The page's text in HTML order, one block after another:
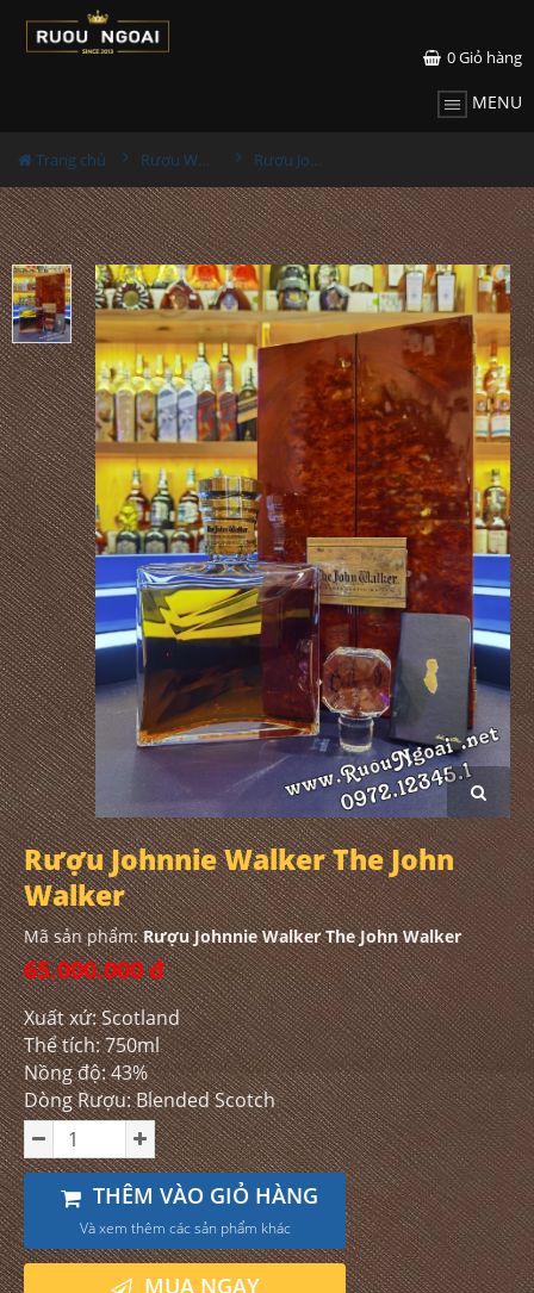
0Giỏ hàng
MENU
Trang chủ Rượu Whisky Rượu Johnnie Walker The John Walker
Rượu Johnnie Walker The John
Walker
Mã sản phẩm:Rượu Johnnie Walker The John Walker
65.000.000 đ
Xuất xứ: Scotland
Thể tích: 750ml
Nồng độ: 43%
Dòng Rượu: Blended Scotch
THÊM VÀO GIỎ HÀNG
Và xem thêm các sản phẩm khác
MUA NGAY